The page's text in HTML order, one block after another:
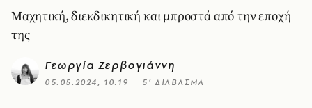
Μαχητική, διεκδικητική και μπροστά από την εποχή
της
Γεωργία Ζερβογιάννη
05.05.2024, 10:19 5’ ΔΙΑΒΑΣΜΑ